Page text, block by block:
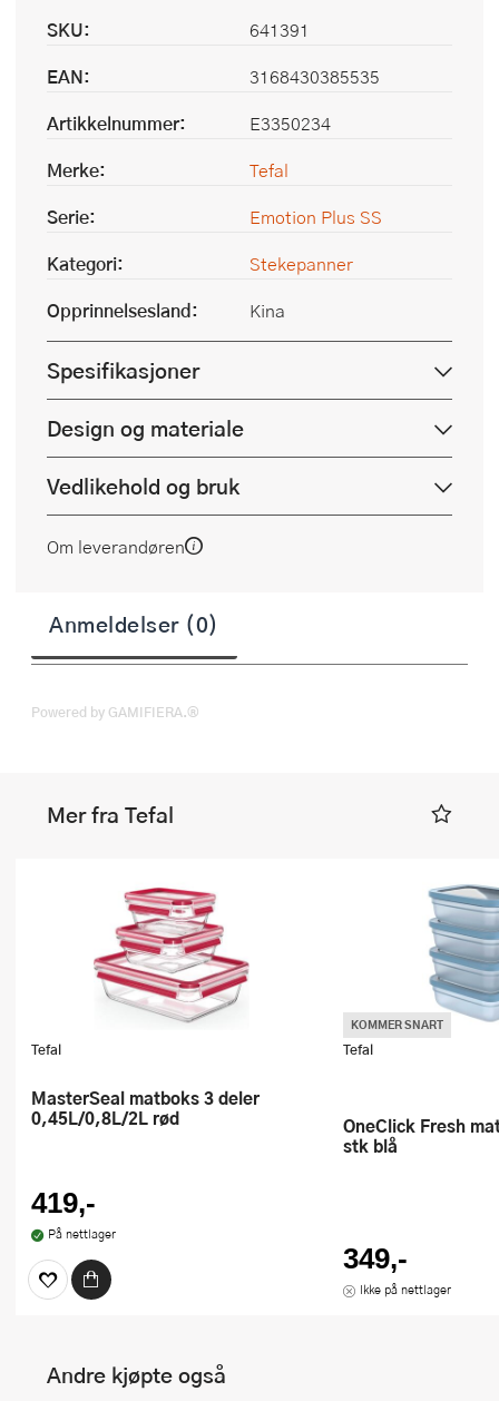
SKU:
641391
EAN:
3168430385535
Artikkelnummer:
E3350234
Merke:
Tefal
Serie:
Emotion Plus SS
Kategori:
Stekepanner
Opprinnelsesland:
Kina
Spesifikasjoner
Design og materiale
Vedlikehold og bruk
Om leverandøren
Anmeldelser (0)
Powered by GAMIFIERA.®
Mer fra Tefal
Tefal
MasterSeal matboks 3 deler
0,45L/0,8L/2L rød
419,-
På nettlager
KOMMER SNART
Tefal
OneClick Fresh matboks 1,2L 4
stk blå
349,-
Ikke på nettlager
Andre kjøpte også